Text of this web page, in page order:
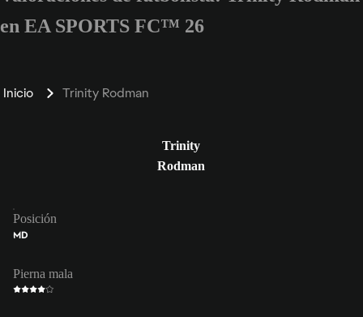
en EA SPORTS FC™ 26
Inicio Trinity Rodman
Trinity
Rodman
Posición
MD
Pierna mala